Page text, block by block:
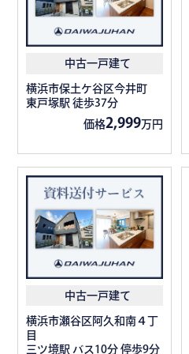
中古一戸建て
横浜市保土ケ谷区今井町
東戸塚駅 徒歩37分
価格2,999万円
中古一戸建て
横浜市瀬谷区阿久和南４丁
目
三ツ境駅 バス10分 停歩9分